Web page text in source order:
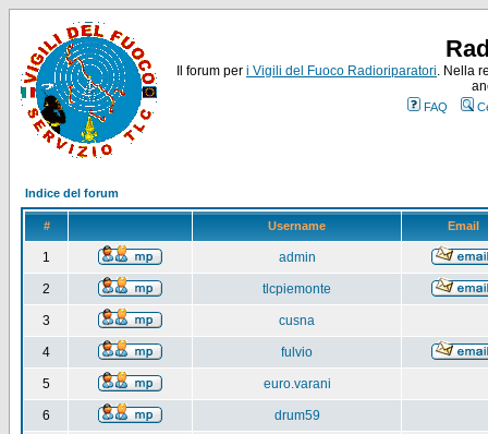
Il forum per i Vigili del Fuoco Radioriparatori. Nella
FAQ
Indice del forum
# Username Email
1 admin
2 tlcpiemonte
3 cusna
4 fulvio
5 euro.varani
6 drum59